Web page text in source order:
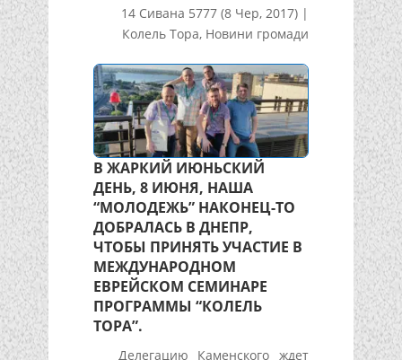
14 Сивана 5777 (8 Чер, 2017) |
Колель Тора, Новини громади
В ЖАРКИЙ ИЮНЬСКИЙ
ДЕНЬ, 8 ИЮНЯ, НАША
“МОЛОДЕЖЬ” НАКОНЕЦ-ТО
ДОБРАЛАСЬ В ДНЕПР,
ЧТОБЫ ПРИНЯТЬ УЧАСТИЕ В
МЕЖДУНАРОДНОМ
ЕВРЕЙСКОМ СЕМИНАРЕ
ПРОГРАММЫ “КОЛЕЛЬ
ТОРА”.
Делегацию Каменского ждет